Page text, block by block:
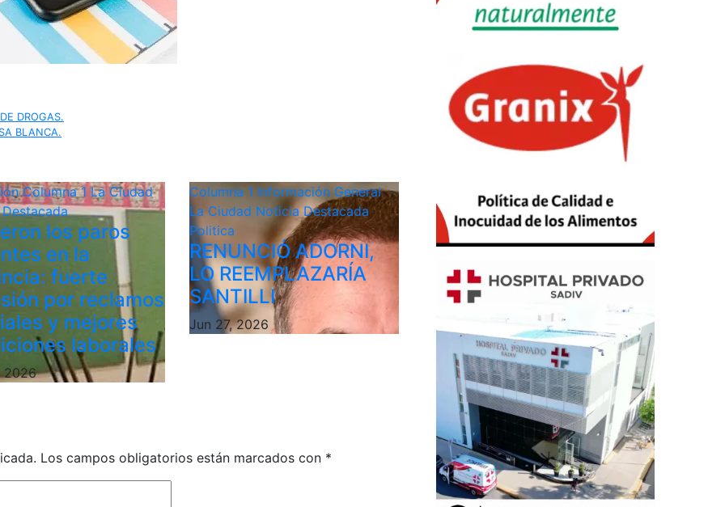
DROGAS.
BLANCA.
Columna 1 La Ciudad
los paros
en la
fuerte
por reclamos
y mejores
laborales
2026
Columna 1 Información General
La Ciudad Noticia Destacada
Politica
RENUNCIÓ ADORNI,
LO REEMPLAZARÍA
SANTILLI
Jun 27, 2026
Los campos obligatorios están marcados con *